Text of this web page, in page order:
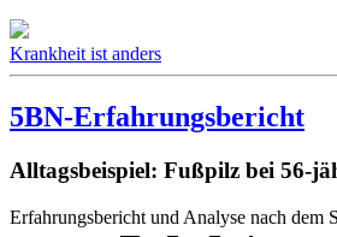
Krankheit ist anders
5BN-Erfahrungsbericht
Alltagsbeispiel: Fußpilz bei 56-
Erfahrungsbericht und Analyse nach